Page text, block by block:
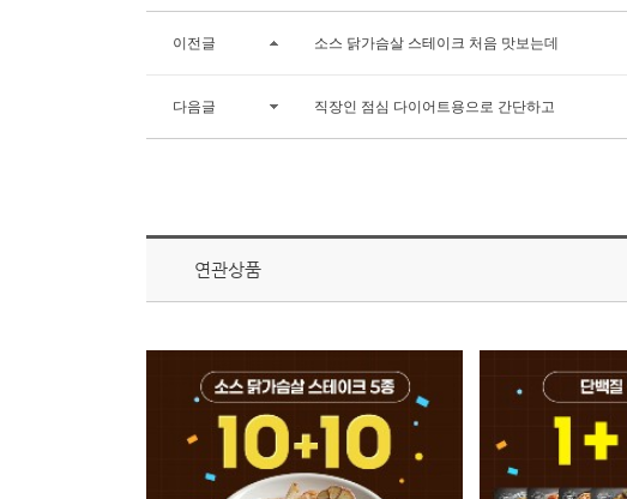
이전글 소스 닭가슴살 스테이크 처음 맛보는데
다음글 직장인 점심 다이어트용으로 간단하고
연관상품